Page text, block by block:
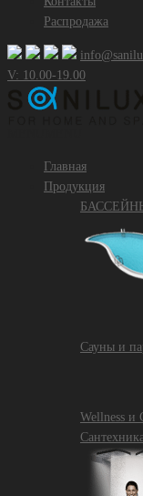
Распродажа
V: 10.00-19.00
Главная
Продукция
Сауны и
Wellness и